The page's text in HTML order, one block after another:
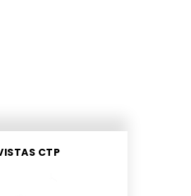
CTP